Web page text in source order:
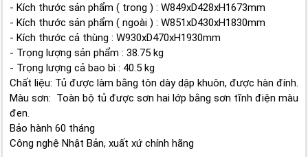
- Kích thước sản phẩm ( trong ) : W849xD428xH1673mm
- Kích thước sản phẩm ( ngoài ) : W851xD430xH1830mm
- Kích thước cả thùng : W930xD470xH1930mm
- Trọng lượng sản phẩm : 38.75 kg
- Trọng lượng cả bao bì : 40.5 kg
Chất liệu: Tủ được làm bằng tôn dày dập khuôn, được hàn đính.
Màu sơn: Toàn bộ tủ được sơn hai lớp bằng sơn tĩnh điện màu
đen.
Bảo hành 60 tháng
Công nghệ Nhật Bản, xuất xứ chính hãng